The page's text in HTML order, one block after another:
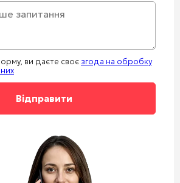
ви даєте своє згода на обробку